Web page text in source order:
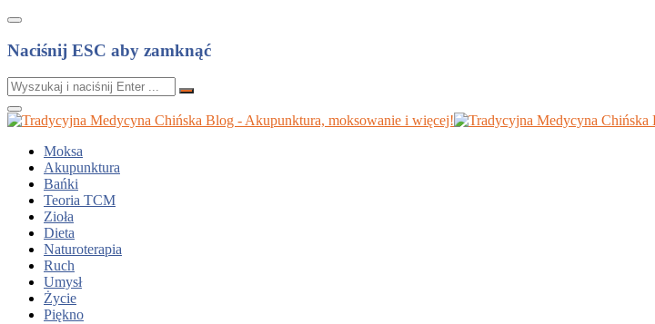
Naciśnij ESC aby zamknąć
Moksa
Akupunktura
Bańki
Teoria TCM
Zioła
Dieta
Naturoterapia
Ruch
Umysł
Życie
Piękno